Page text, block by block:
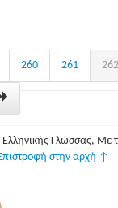
260 261 262
Γλώσσας, Με
στην αρχή ↑